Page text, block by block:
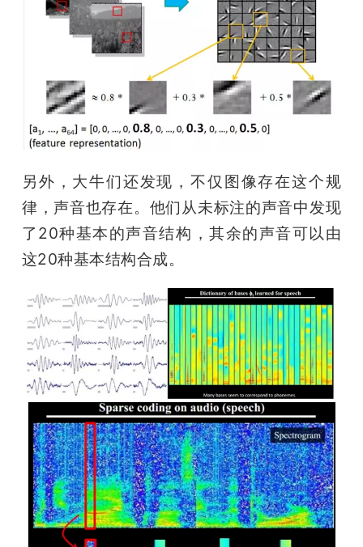
另外，大牛们还发现，不仅图像存在这个规
律，声音也存在。他们从未标注的声音中发现
了20种基本的声音结构，其余的声音可以由
这20种基本结构合成。